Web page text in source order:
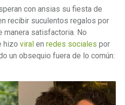
con ansias su fiesta de
recibir suculentos regalos por
manera satisfactoria. No
hizoviral enredes sociales por
un obsequio fuera de lo común: